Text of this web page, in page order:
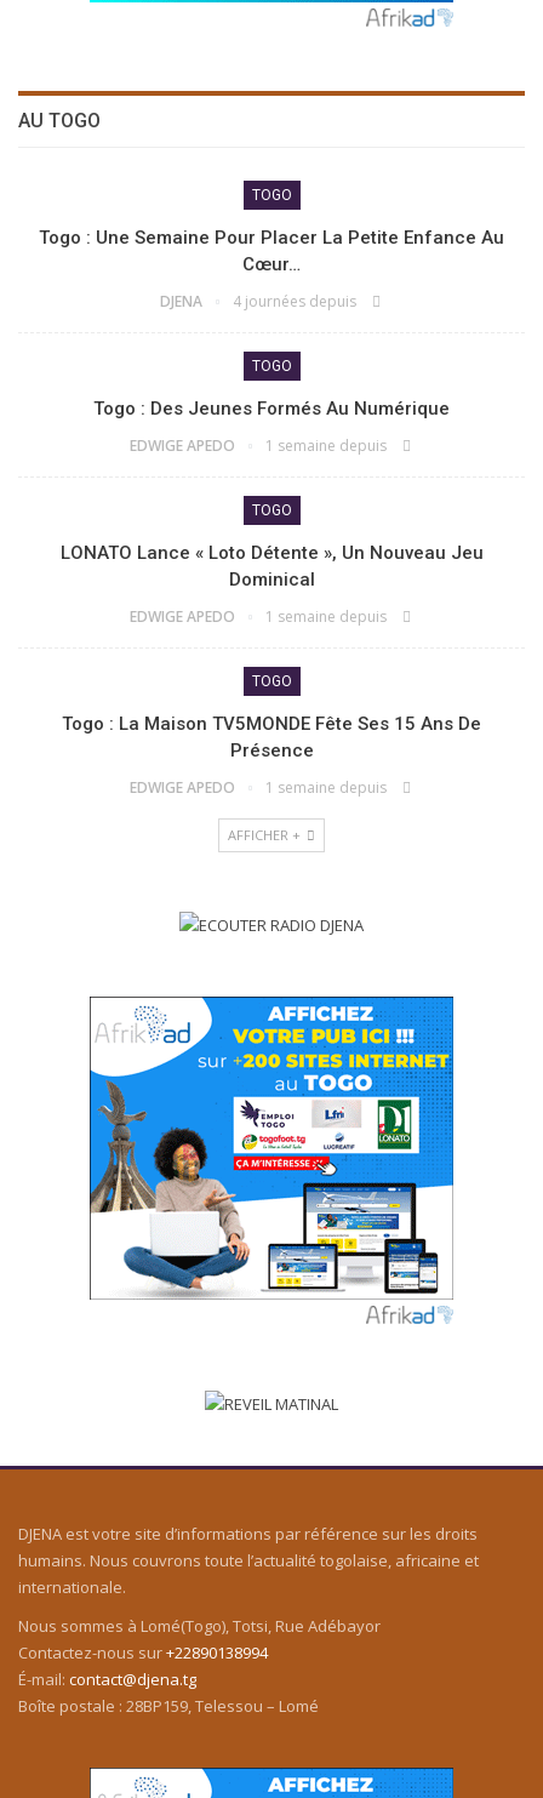
AU TOGO
TOGO
Togo : Une Semaine Pour Placer La Petite Enfance Au
Cœur…
DJENA 4 journées depuis
TOGO
Togo : Des Jeunes Formés Au Numérique
EDWIGE APEDO 1 semaine depuis
TOGO
LONATO Lance « Loto Détente », Un Nouveau Jeu
Dominical
EDWIGE APEDO 1 semaine depuis
TOGO
Togo : La Maison TV5MONDE Fête Ses 15 Ans De
Présence
EDWIGE APEDO 1 semaine depuis
AFFICHER +
DJENA est votre site d’informations par référence sur les droits
humains. Nous couvrons toute l’actualité togolaise, africaine et
internationale.
Nous sommes à Lomé(Togo), Totsi, Rue Adébayor
Contactez-nous sur+22890138994
É-mail: contact@djena.tg
Boîte postale : 28BP159, Telessou – Lomé